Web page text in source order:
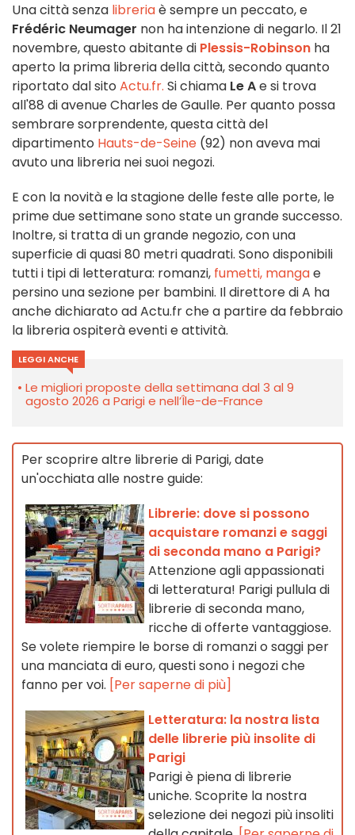
Una città senza libreriaè sempre un peccato, e
Frédéric Neumager non ha intenzione di negarlo. Il 21
novembre, questo abitante di Plessis-Robinson ha
aperto la prima libreria della città, secondo quanto
riportato dal sito Actu.fr. Si chiama Le Ae si trova
all'88 di avenue Charles de Gaulle. Per quanto possa
sembrare sorprendente, questa città del
dipartimento Hauts-de-Seine (92) non aveva mai
avuto una libreria nei suoi negozi.
E con la novità e la stagione delle feste alle porte, le
prime due settimane sono state un grande successo.
Inoltre, si tratta di un grande negozio, con una
superficie di quasi 80 metri quadrati. Sono disponibili
tutti i tipi di letteratura: romanzi, fumetti, mangae
persino una sezione per bambini. Il direttore di A ha
anche dichiarato ad Actu.fr che a partire da febbraio
la libreria ospiterà eventi e attività.
LEGGI ANCHE
Le migliori proposte della settimana dal 3 al 9
agosto 2026 a Parigi e nell’Île-de-France
Per scoprire altre librerie di Parigi, date
un'occhiata alle nostre guide:
Librerie: dove si possono
acquistare romanzi e saggi
di seconda mano a Parigi?
Attenzione agli appassionati
di letteratura! Parigi pullula di
librerie di seconda mano,
ricche di offerte vantaggiose.
Se volete riempire le borse di romanzi o saggi per
una manciata di euro, questi sono i negozi che
fanno per voi. [Per saperne di più]
Letteratura: la nostra lista
delle librerie più insolite di
Parigi
Parigi è piena di librerie
uniche. Scoprite la nostra
selezione dei negozi più insoliti